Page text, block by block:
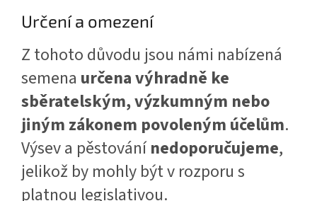
Určení a omezení
Z tohoto důvodu jsou námi nabízená
semena určena výhradně ke
sběratelským, výzkumným nebo
jiným zákonem povoleným účelům.
Výsev a pěstovánínedoporučujeme,
jelikož by mohly být v rozporu s
platnou legislativou.